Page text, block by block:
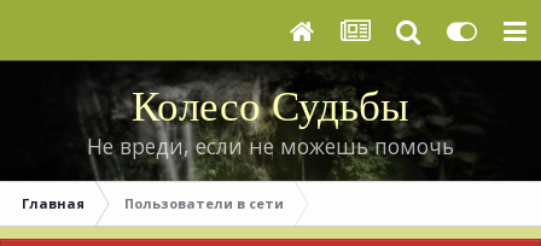
Колесо Судьбы
Не вреди, если не можешь помочь
Главная Пользователи в сети